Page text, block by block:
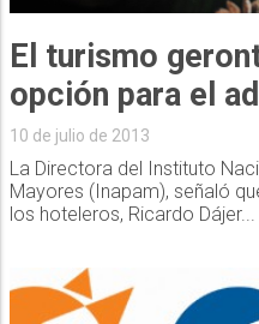
El turismo
opción para el
10 de julio de 2013
La Directora del Instituto
Mayores (Inapam), señaló
los hoteleros, Ricardo Dájer...